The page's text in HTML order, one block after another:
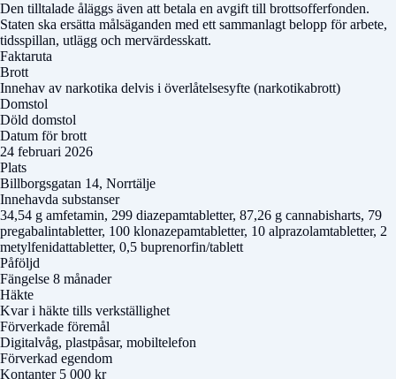
Den tilltalade åläggs även att betala en avgift till brottsofferfonden.
Staten ska ersätta målsäganden med ett sammanlagt belopp för arbete,
tidsspillan, utlägg och mervärdesskatt.
Faktaruta
Brott
Innehav av narkotika delvis i överlåtelsesyfte (narkotikabrott)
Domstol
Döld domstol
Datum för brott
24 februari 2026
Plats
Billborgsgatan 14, Norrtälje
Innehavda substanser
34,54 g amfetamin, 299 diazepamtabletter, 87,26 g cannabisharts, 79
pregabalintabletter, 100 klonazepamtabletter, 10 alprazolamtabletter, 2
metylfenidattabletter, 0,5 buprenorfin/tablett
Påföljd
Fängelse 8 månader
Häkte
Kvar i häkte tills verkställighet
Förverkade föremål
Digitalvåg, plastpåsar, mobiltelefon
Förverkad egendom
Kontanter 5 000 kr